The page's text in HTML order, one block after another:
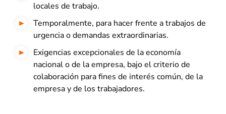
locales de trabajo.
Temporalmente, para hacer frente a trabajos de
urgencia o demandas extraordinarias.
Exigencias excepcionales de la economía
nacional o de la empresa, bajo el criterio de
colaboración para fines de interés común, de la
empresa y de los trabajadores.